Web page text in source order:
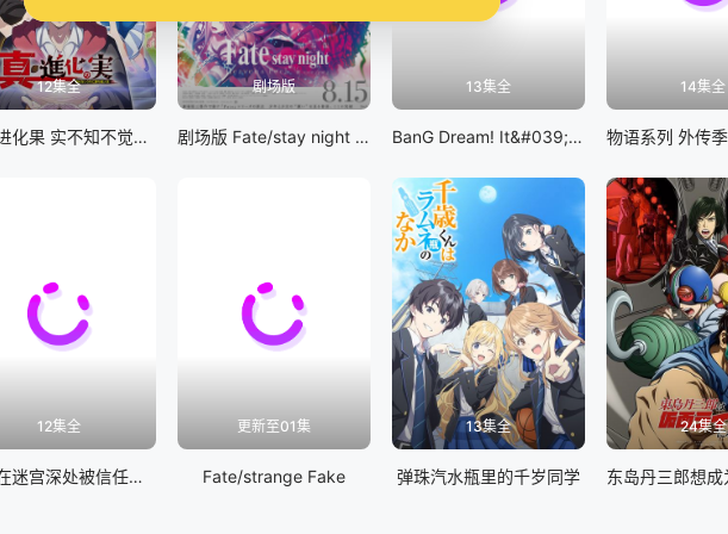
12集全
真・进化果 实不知不觉踏上胜利的人生
剧场版
剧场版 Fate/stay night [Heaven&#039;s Feel] III.spring song
13集全
BanG Dream! It&#039;s MyGO!!!!!
14集全
12集全
差点在迷宫深处被信任的伙伴杀掉，但靠着天赐技能「无限扭蛋」获得等级9999的伙伴，我要向前队友和世界展开复仇&amp;「给他们好看！」
更新至01集
Fate/strange Fake
13集全
弹珠汽水瓶里的千岁同学
24集全